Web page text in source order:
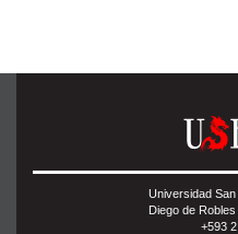
Universidad
Diego de
+593